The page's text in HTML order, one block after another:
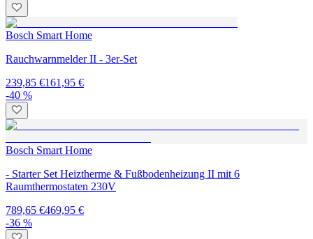
Bosch Smart Home
Rauchwarnmelder II - 3er-Set
239,85 €161,95 €
-40 %
Bosch Smart Home
- Starter Set Heiztherme & Fußbodenheizung II mit 6
Raumthermostaten 230V
789,65 €469,95 €
-36 %